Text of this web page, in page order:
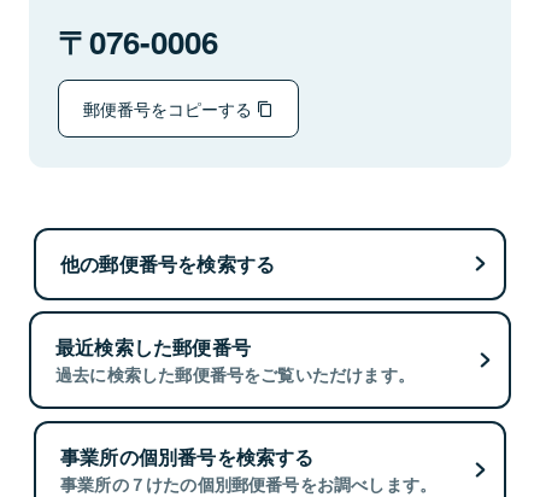
076-0006
郵便番号をコピーする
他の郵便番号を検索する
最近検索した郵便番号
過去に検索した郵便番号をご覧いただけます。
事業所の個別番号を検索する
事業所の７けたの個別郵便番号をお調べします。